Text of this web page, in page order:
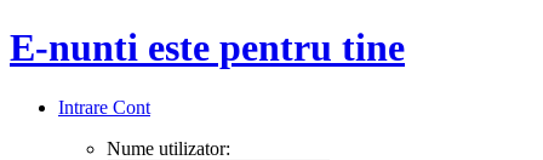
E-nunti este pentru tine
Intrare Cont
Nume utilizator: